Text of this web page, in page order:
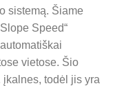
sistemą. Šiame
Speed“
vietose. Šio
todėl jis yra